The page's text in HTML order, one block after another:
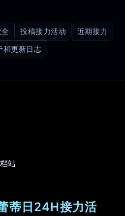
投稿接力活动
近期接力
和更新日志
站
蒂日24H接力活